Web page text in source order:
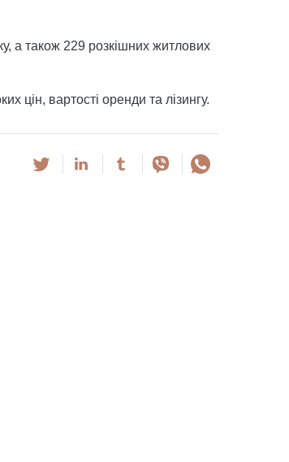
а також 229 розкішних житлових
цін, вартості оренди та лізингу.